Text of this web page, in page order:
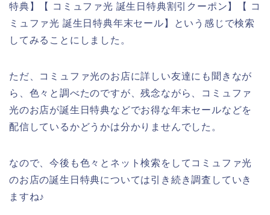
特典】【 コミュファ光 誕生日特典割引クーポン】【 コ
ミュファ光 誕生日特典年末セール】という感じで検索
してみることにしました。
ただ、コミュファ光のお店に詳しい友達にも聞きなが
ら、色々と調べたのですが、残念ながら、コミュファ
光のお店が誕生日特典などでお得な年末セールなどを
配信しているかどうかは分かりませんでした。
なので、今後も色々とネット検索をしてコミュファ光
のお店の誕生日特典については引き続き調査していき
ますね♪